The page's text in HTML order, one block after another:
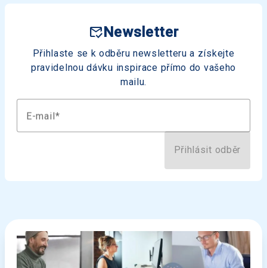
mark_email_read Newsletter
Přihlaste se k odběru newsletteru a získejte
pravidelnou dávku inspirace přímo do vašeho
mailu.
E-mail
Přihlásit odběr